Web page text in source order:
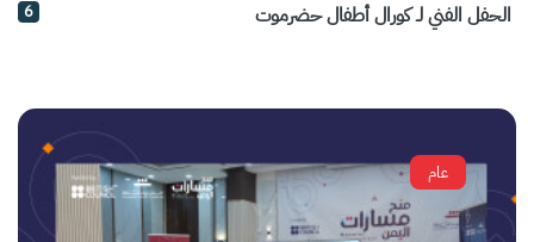
الحفل الفني لـ كورال أطفال حضرموت 6
عام